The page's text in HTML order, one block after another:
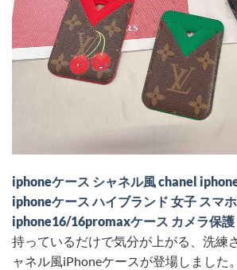
iphoneケース シャネル風 chanel
iphoneケース ハイブランド 女子 スマ
iphone16/16promaxケース カメラ保護
持っているだけで気分が上がる、洗練
ャネル風iPhoneケースが登場しました。